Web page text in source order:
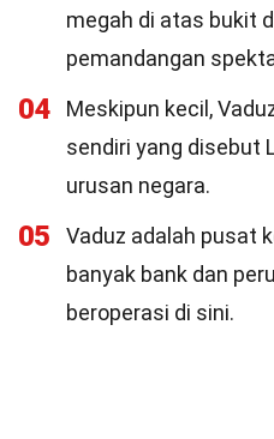
megah di atas bukit
pemandangan
04
Meskipun kecil,
sendiri yang disebut
urusan negara.
05
Vaduz adalah pusat
banyak bank dan
beroperasi di sini.